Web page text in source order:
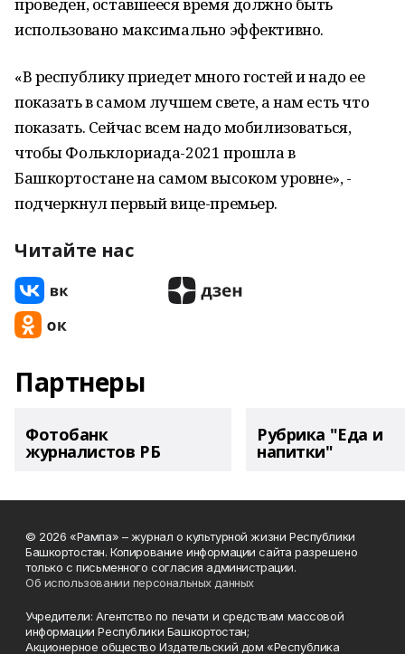
использовано максимально эффективно.
«В республику приедет много гостей и надо ее
показать в самом лучшем свете, а нам есть что
показать. Сейчас всем надо мобилизоваться,
чтобы Фольклориада-2021 прошла в
Башкортостане на самом высоком уровне», -
подчеркнул первый вице-премьер.
Читайте нас
Партнеры
Фотобанк
журналистов РБ
Рубрика "Еда и
напитки"
© 2026 «Рампа» – журнал о культурной жизни Республики
Башкортостан. Копирование информации сайта разрешено
только с письменного согласия администрации.
Об использовании персональных данных
Учредители: Агентство по печати и средствам массовой
информации Республики Башкортостан;
Акционерное общество Издательский дом «Республика